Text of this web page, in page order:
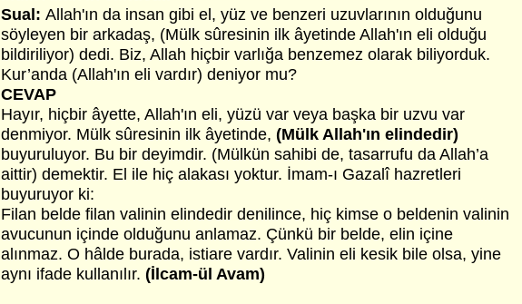
Sual: Allah'ın da insan gibi el, yüz ve benzeri uzuvlarının olduğunu
söyleyen bir arkadaş, (Mülk sûresinin ilk âyetinde Allah'ın eli olduğu
bildiriliyor) dedi. Biz, Allah hiçbir varlığa benzemez olarak biliyorduk.
Kur’anda (Allah'ın eli vardır) deniyor mu?
CEVAP
Hayır, hiçbir âyette, Allah'ın eli, yüzü var veya başka bir uzvu var
denmiyor. Mülk sûresinin ilk âyetinde, (Mülk Allah'ın elindedir)
buyuruluyor. Bu bir deyimdir. (Mülkün sahibi de, tasarrufu da Allah’a
aittir) demektir. El ile hiç alakası yoktur. İmam-ı Gazalî hazretleri
buyuruyor ki:
Filan belde filan valinin elindedir denilince, hiç kimse o beldenin valinin
avucunun içinde olduğunu anlamaz. Çünkü bir belde, elin içine
alınmaz. O hâlde burada, istiare vardır. Valinin eli kesik bile olsa, yine
aynı ifade kullanılır. (İlcam-ül Avam)